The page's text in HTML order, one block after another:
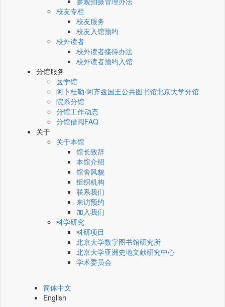
校友专栏
校友服务
校友入馆预约
校外读者
校外读者接待办法
校外读者预约入馆
分馆服务
医学馆
阿卜杜勒·阿齐兹国王公共图书馆北京大学分馆
院系分馆
分馆工作动态
分馆借阅FAQ
关于
关于本馆
馆长致辞
本馆介绍
馆舍风貌
组织机构
联系我们
来访预约
加入我们
科学研究
科研项目
北京大学数字图书馆研究所
北京大学亚洲史地文献研究中心
学术委员会
简体中文
English